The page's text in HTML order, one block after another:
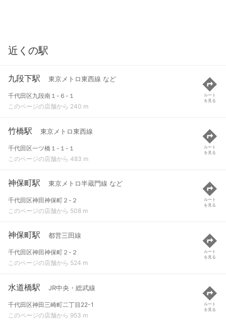
近くの駅
九段下駅 東京メトロ東西線 など
千代田区九段南１-６-１
このページの店舗から 240 m
ルート
を見る
竹橋駅 東京メトロ東西線
千代田区一ツ橋１-１-１
このページの店舗から 483 m
ルート
を見る
神保町駅 東京メトロ半蔵門線 など
千代田区神田神保町２-２
このページの店舗から 508 m
ルート
を見る
神保町駅 都営三田線
千代田区神田神保町２-２
このページの店舗から 524 m
ルート
を見る
水道橋駅 JR中央・総武線
千代田区神田三崎町二丁目22-1
このページの店舗から 953 m
ルート
を見る